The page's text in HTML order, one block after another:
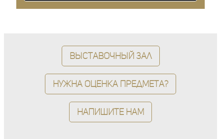
Выставочный зал
Нужна оценка предмета?
Напишите нам